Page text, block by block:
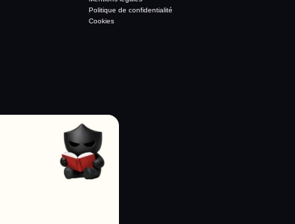
Politique de confidentialité
Cookies